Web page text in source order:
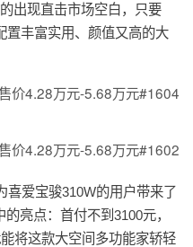
出现直击市场空白，只要
置丰富实用、颜值又高的大
喜爱宝骏310W的用户带来了
亮点：首付不到3100元，
将这款大空间多功能家轿轻